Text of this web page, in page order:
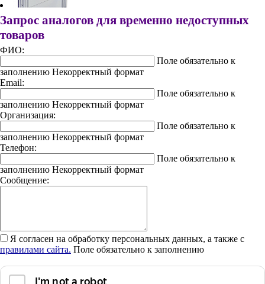
Запрос аналогов для временно недоступных
товаров
ФИО:
Поле обязательно к
заполнению Некорректный формат
Email:
Поле обязательно к
заполнению Некорректный формат
Организация:
Поле обязательно к
заполнению Некорректный формат
Телефон:
Поле обязательно к
заполнению Некорректный формат
Сообщение:
Я согласен на обработку персональных данных, а также с
правилами сайта. Поле обязательно к заполнению